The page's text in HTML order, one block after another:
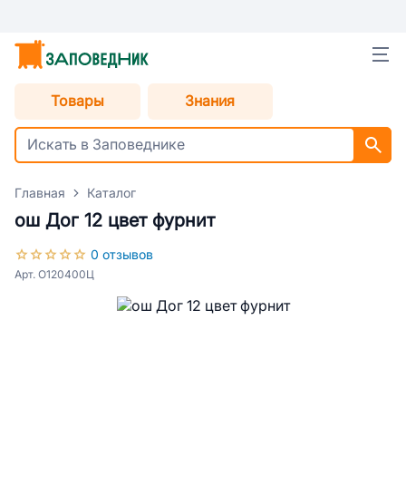
Товары Знания
Главная Каталог
ош Дог 12 цвет фурнит
0 отзывов
Арт. О120400Ц